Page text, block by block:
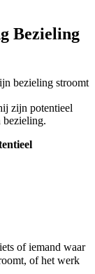
Bezieling
bezieling stroomt
zijn potentieel
of iemand waar
of het werk